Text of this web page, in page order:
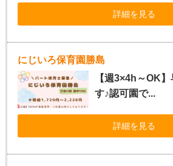
詳細を見る
にじいろ保育園勝島
【週3×4h～OK
す♪認可園で...
詳細を見る